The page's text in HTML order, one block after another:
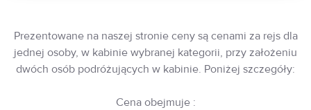
Prezentowane na naszej stronie ceny są cenami za rejs dla
jednej osoby, w kabinie wybranej kategorii, przy założeniu
dwóch osób podróżujących w kabinie. Poniżej szczegóły:
Cena obejmuje :